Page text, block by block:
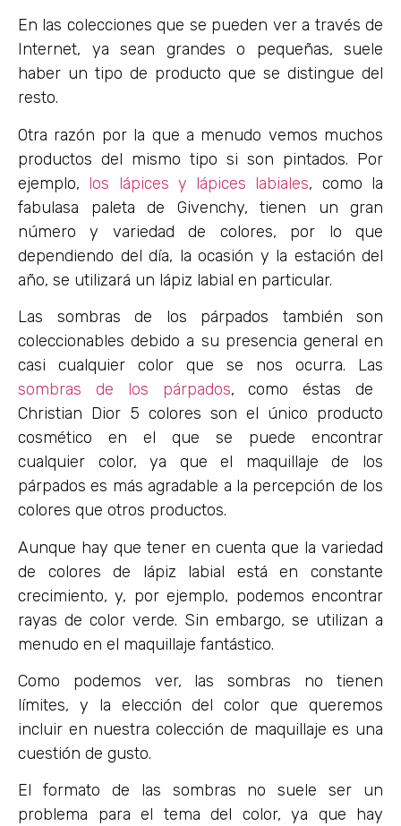
En las colecciones que se pueden ver a través de
Internet, ya sean grandes o pequeñas, suele
haber un tipo de producto que se distingue del
resto.
Otra razón por la que a menudo vemos muchos
productos del mismo tipo si son pintados. Por
ejemplo, los lápices y lápices labiales, como la
fabulasa paleta de Givenchy, tienen un gran
número y variedad de colores, por lo que
dependiendo del día, la ocasión y la estación del
año, se utilizará un lápiz labial en particular.
Las sombras de los párpados también son
coleccionables debido a su presencia general en
casi cualquier color que se nos ocurra. Las
sombras de los párpados, como éstas de
Christian Dior 5 colores son el único producto
cosmético en el que se puede encontrar
cualquier color, ya que el maquillaje de los
párpados es más agradable a la percepción de los
colores que otros productos.
Aunque hay que tener en cuenta que la variedad
de colores de lápiz labial está en constante
crecimiento, y, por ejemplo, podemos encontrar
rayas de color verde. Sin embargo, se utilizan a
menudo en el maquillaje fantástico.
Como podemos ver, las sombras no tienen
límites, y la elección del color que queremos
incluir en nuestra colección de maquillaje es una
cuestión de gusto.
El formato de las sombras no suele ser un
problema para el tema del color, ya que hay